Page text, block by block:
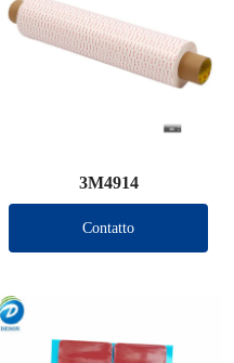
3M4914
Contatto